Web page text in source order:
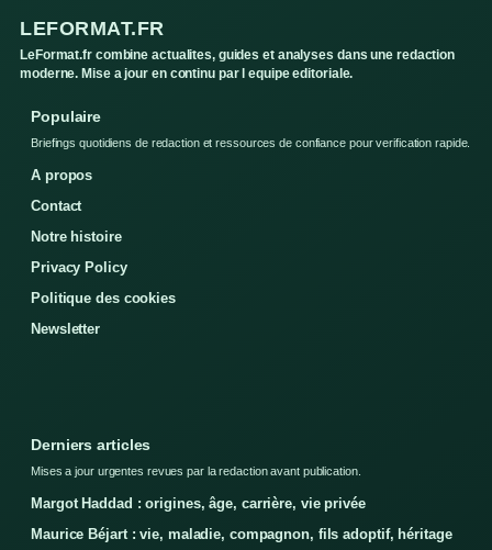
LEFORMAT.FR
LeFormat.fr combine actualites, guides et analyses dans une redaction
moderne. Mise a jour en continu par l equipe editoriale.
Populaire
Briefings quotidiens de redaction et ressources de confiance pour verification rapide.
A propos
Contact
Notre histoire
Privacy Policy
Politique des cookies
Newsletter
Derniers articles
Mises a jour urgentes revues par la redaction avant publication.
Margot Haddad : origines, âge, carrière, vie privée
Maurice Béjart : vie, maladie, compagnon, fils adoptif, héritage